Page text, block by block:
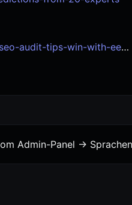
tips-win-with-eeat-2025
Admin-Panel ->